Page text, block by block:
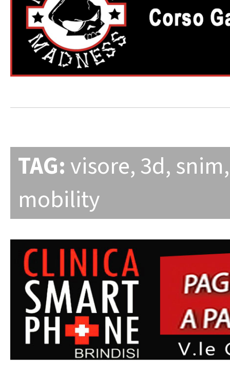
TAG: visore,3d, snim
mobility